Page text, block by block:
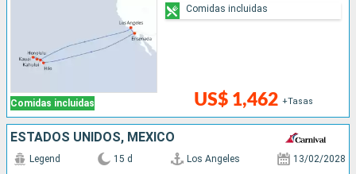
Comidas incluidas US$ 1,462 +Tasas
Comidas incluidas
ESTADOS UNIDOS, MÉXICO
Legend 15 d Los Angeles 13/02/2028